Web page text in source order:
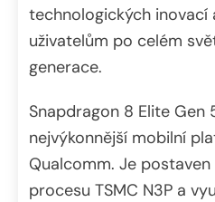
technologických
uživatelům po celém
generace.
Snapdragon 8 Elite Gen
nejvýkonnější mobilní
Qualcomm. Je
procesu TSMC N3P a